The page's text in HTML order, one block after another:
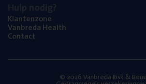
Klan­ten­zo­ne
Van­b­re­da Health
Con­tact
© 2026 Vanbreda Risk &